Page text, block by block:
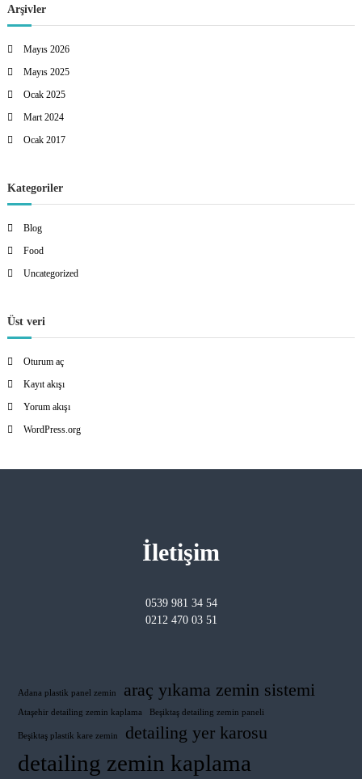
Arşivler
Mayıs 2026
Mayıs 2025
Ocak 2025
Mart 2024
Ocak 2017
Kategoriler
Blog
Food
Uncategorized
Üst veri
Oturum aç
Kayıt akışı
Yorum akışı
WordPress.org
İletişim
0539 981 34 54
0212 470 03 51
Adana plastik panel zemin araç yıkama zemin sistemi
Ataşehir detailing zemin kaplama Beşiktaş detailing zemin paneli
Beşiktaş plastik kare zemin detailing yer karosu
detailing zemin kaplama